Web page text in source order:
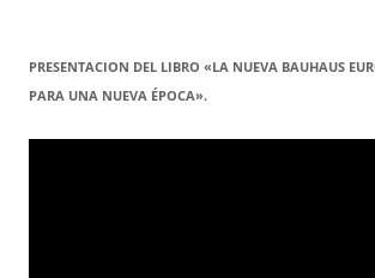
PRESENTACION DEL LIBRO «LA NUEVA BAUHAUS
PARA UNA NUEVA ÉPOCA».